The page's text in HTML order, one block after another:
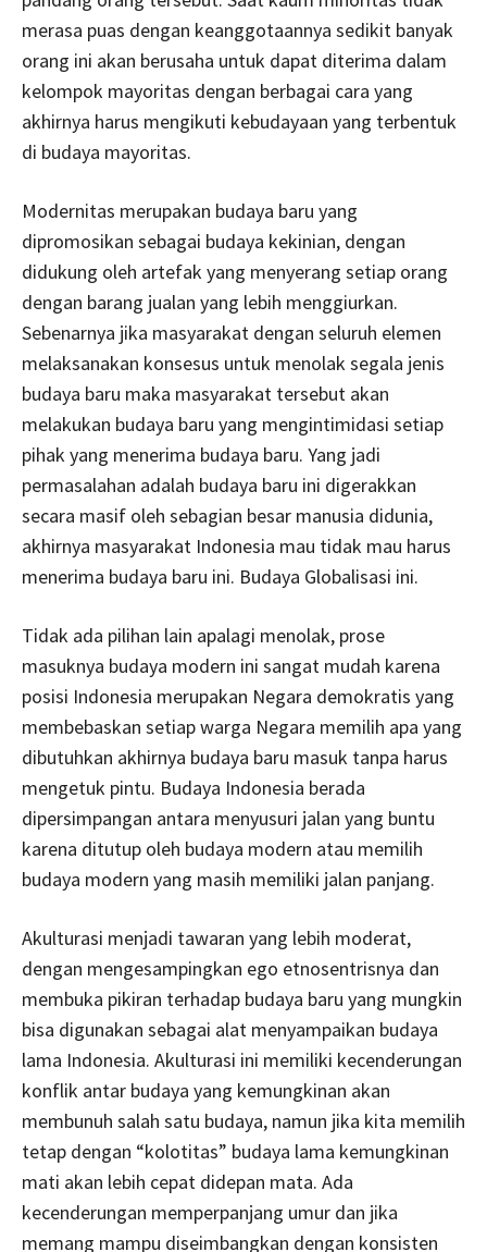
merasa puas dengan keanggotaannya sedikit banyak
orang ini akan berusaha untuk dapat diterima dalam
kelompok mayoritas dengan berbagai cara yang
akhirnya harus mengikuti kebudayaan yang terbentuk
di budaya mayoritas.
Modernitas merupakan budaya baru yang
dipromosikan sebagai budaya kekinian, dengan
didukung oleh artefak yang menyerang setiap orang
dengan barang jualan yang lebih menggiurkan.
Sebenarnya jika masyarakat dengan seluruh elemen
melaksanakan konsesus untuk menolak segala jenis
budaya baru maka masyarakat tersebut akan
melakukan budaya baru yang mengintimidasi setiap
pihak yang menerima budaya baru. Yang jadi
permasalahan adalah budaya baru ini digerakkan
secara masif oleh sebagian besar manusia didunia,
akhirnya masyarakat Indonesia mau tidak mau harus
menerima budaya baru ini. Budaya Globalisasi ini.
Tidak ada pilihan lain apalagi menolak, prose
masuknya budaya modern ini sangat mudah karena
posisi Indonesia merupakan Negara demokratis yang
membebaskan setiap warga Negara memilih apa yang
dibutuhkan akhirnya budaya baru masuk tanpa harus
mengetuk pintu. Budaya Indonesia berada
dipersimpangan antara menyusuri jalan yang buntu
karena ditutup oleh budaya modern atau memilih
budaya modern yang masih memiliki jalan panjang.
Akulturasi menjadi tawaran yang lebih moderat,
dengan mengesampingkan ego etnosentrisnya dan
membuka pikiran terhadap budaya baru yang mungkin
bisa digunakan sebagai alat menyampaikan budaya
lama Indonesia. Akulturasi ini memiliki kecenderungan
konflik antar budaya yang kemungkinan akan
membunuh salah satu budaya, namun jika kita memilih
tetap dengan “kolotitas” budaya lama kemungkinan
mati akan lebih cepat didepan mata. Ada
kecenderungan memperpanjang umur dan jika
memang mampu diseimbangkan dengan konsisten